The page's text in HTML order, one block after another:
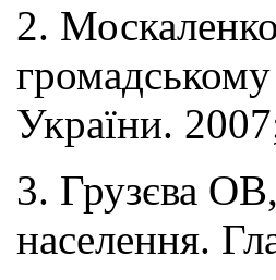
2.
України.
3. Грузєва
населення.